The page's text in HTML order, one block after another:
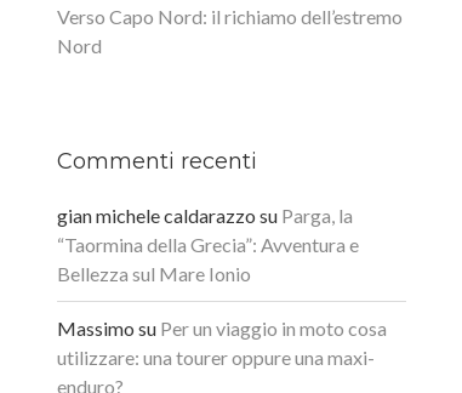
Verso Capo Nord: il richiamo dell’estremo
Nord
Commenti recenti
gian michele caldarazzo su Parga, la
“Taormina della Grecia”: Avventura e
Bellezza sul Mare Ionio
Massimo su Per un viaggio in moto cosa
utilizzare: una tourer oppure una maxi-
enduro?